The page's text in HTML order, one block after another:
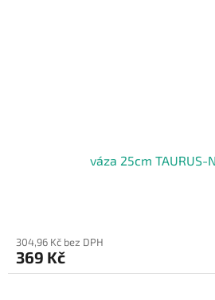
váza 25cm TAURUS-
304,96 Kč bez DPH
369 Kč